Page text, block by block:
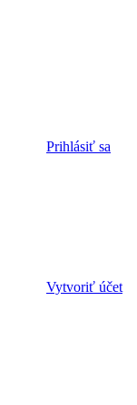
Prihlásiť sa
Vytvoriť účet